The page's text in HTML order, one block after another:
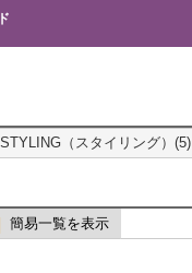
STYLING（スタイリング）(5)
簡易一覧を表示